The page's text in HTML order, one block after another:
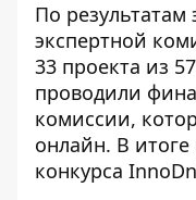
По результатам
экспертной
33 проекта из
проводили
комиссии,
онлайн. В
конкурса